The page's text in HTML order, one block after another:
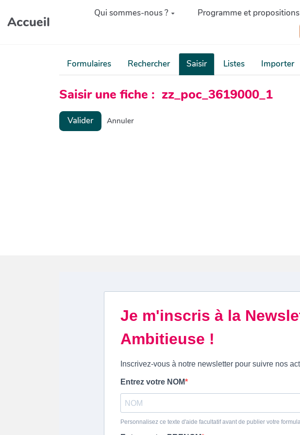
Aller au contenu principal
Accueil
Qui sommes-nous ? Programme et propositions
Formulaires Rechercher Saisir Listes Importer
Saisir une fiche : zz_poc_3619000_1
Valider Annuler